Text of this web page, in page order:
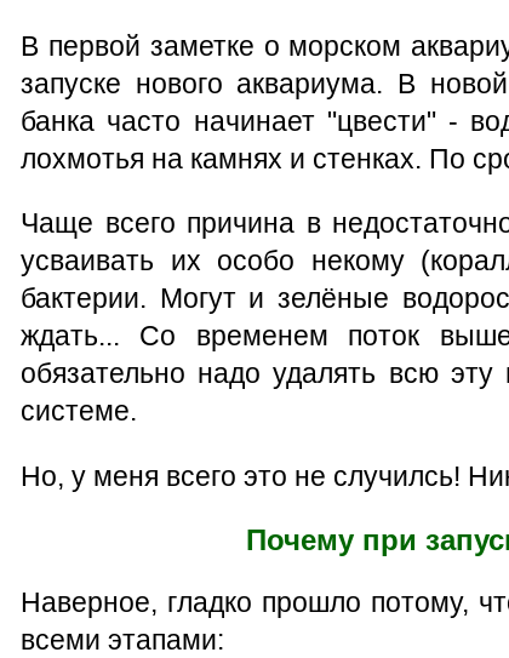
В первой заметке о морском
запуске нового аквариума. В
банка часто начинает "цвести" -
лохмотья на камнях и стенках. По
Чаще всего причина в
усваивать их особо некому
бактерии. Могут и зелёные
ждать... Со временем поток
обязательно надо удалять всю
системе.
Но, у меня всего это не случилсь!
Почему при
Наверное, гладко прошло потому,
всеми этапами: